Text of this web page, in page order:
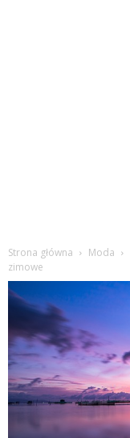
Strona główna Moda
zimowe